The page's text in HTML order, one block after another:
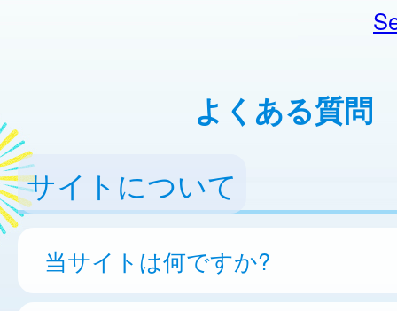
よくある質問
サイトについて
当サイトは何ですか?